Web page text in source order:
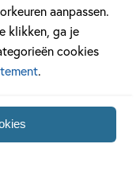
aanpassen.
klikken, ga je
cookies
.